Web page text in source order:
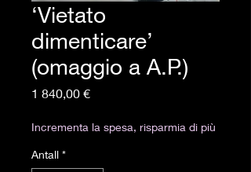
‘Vietato
dimenticare’
(omaggio a A.P.)
1 840,00 €Pris
Incrementa la spesa, risparmia di più
Antall *